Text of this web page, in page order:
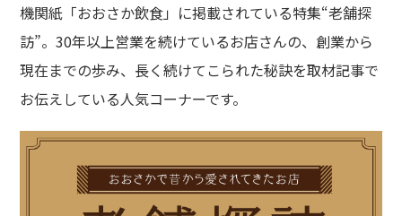
機関紙「おおさか飲食」に掲載されている特集“老舗探
訪”。30年以上営業を続けているお店さんの、創業から
現在までの歩み、長く続けてこられた秘訣を取材記事で
お伝えしている人気コーナーです。